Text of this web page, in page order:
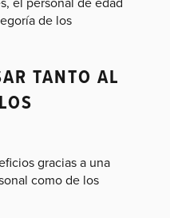
de los
TANTO AL
gracias a una
como de los